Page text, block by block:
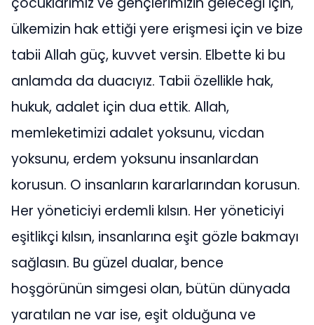
ülkemizin hak ettiği yere erişmesi için ve bize
tabii Allah güç, kuvvet versin. Elbette ki bu
anlamda da duacıyız. Tabii özellikle hak,
hukuk, adalet için dua ettik. Allah,
memleketimizi adalet yoksunu, vicdan
yoksunu, erdem yoksunu insanlardan
korusun. O insanların kararlarından korusun.
Her yöneticiyi erdemli kılsın. Her yöneticiyi
eşitlikçi kılsın, insanlarına eşit gözle bakmayı
sağlasın. Bu güzel dualar, bence
hoşgörünün simgesi olan, bütün dünyada
yaratılan ne var ise, eşit olduğuna ve